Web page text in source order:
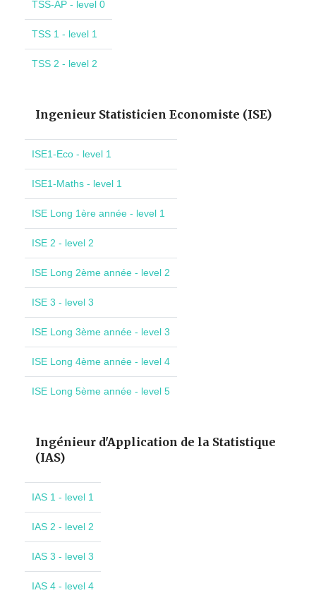
TSS-AP - level 0
TSS 1 - level 1
TSS 2 - level 2
Ingenieur Statisticien Economiste (ISE)
ISE1-Eco - level 1
ISE1-Maths - level 1
ISE Long 1ère année - level 1
ISE 2 - level 2
ISE Long 2ème année - level 2
ISE 3 - level 3
ISE Long 3ème année - level 3
ISE Long 4ème année - level 4
ISE Long 5ème année - level 5
Ingénieur d'Application de la Statistique
(IAS)
IAS 1 - level 1
IAS 2 - level 2
IAS 3 - level 3
IAS 4 - level 4